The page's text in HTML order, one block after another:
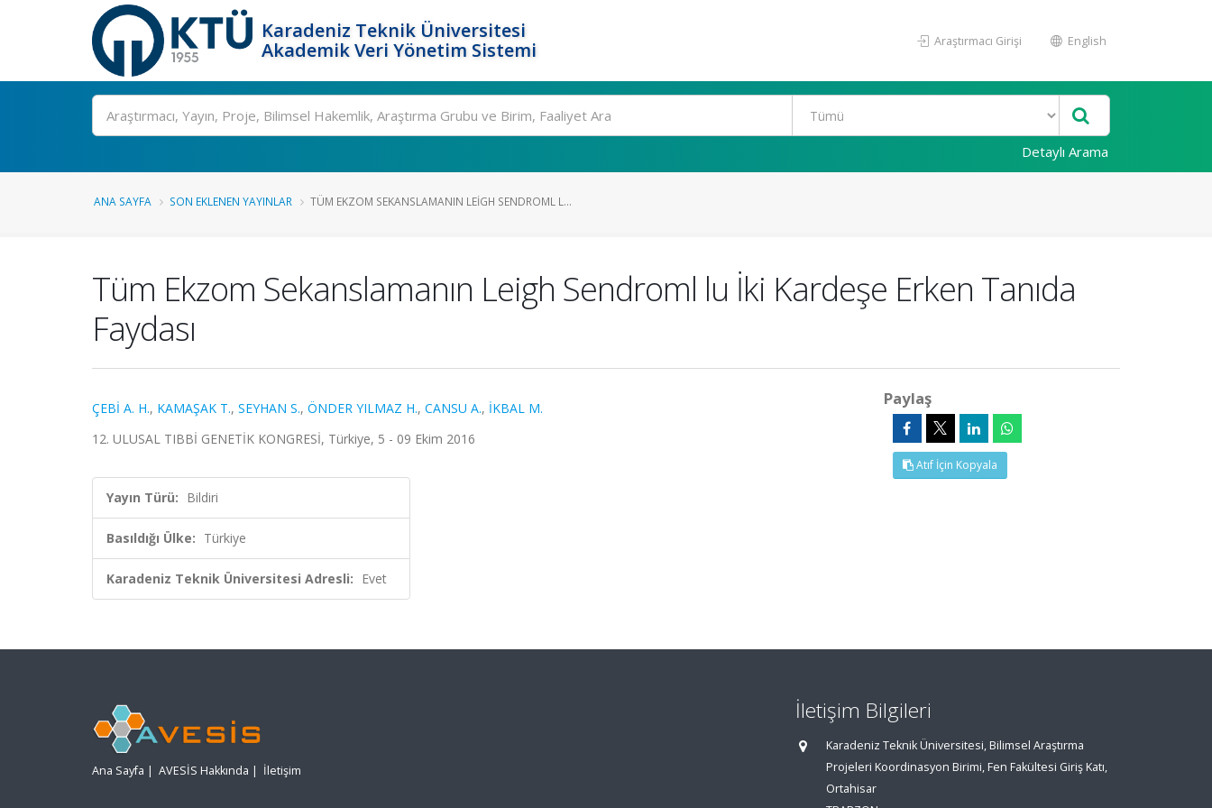
Karadeniz Teknik Üniversitesi
Akademik Veri Yönetim Sistemi
Araştırmacı Girişi English
Ara
Detaylı Arama
ANA SAYFA SON EKLENEN YAYINLAR TÜM EKZOM SEKANSLAMANIN LEIGH SENDROML L...
Tüm Ekzom Sekanslamanın Leigh Sendroml lu İki Kardeşe Erken Tanıda
Faydası
ÇEBİ A. H., KAMAŞAK T., SEYHAN S., ÖNDER YILMAZ H., CANSU A., İKBAL M.
12. ULUSAL TIBBİ GENETİK KONGRESİ, Türkiye, 5 - 09 Ekim 2016
Yayın Türü: Bildiri
Basıldığı Ülke: Türkiye
Karadeniz Teknik Üniversitesi Adresli: Evet
Paylaş
Atıf İçin Kopyala
Ana Sayfa | AVESİS Hakkında | İletişim
İletişim Bilgileri
Karadeniz Teknik Üniversitesi, Bilimsel Araştırma
Projeleri Koordinasyon Birimi, Fen Fakültesi Giriş Katı,
Ortahisar